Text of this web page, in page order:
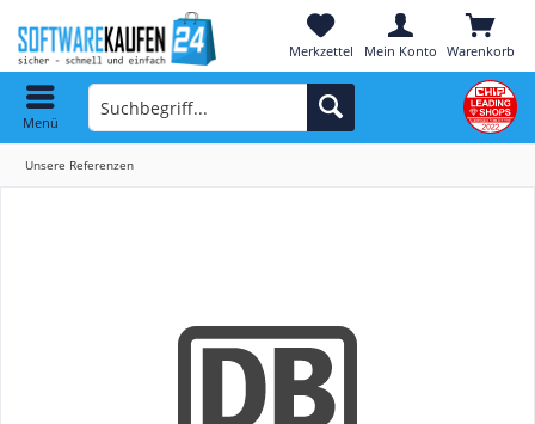
Warenkorb
Merkzettel Mein Konto
Menü
Unsere Referenzen